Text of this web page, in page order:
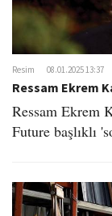
Resim 08.01.2025 13:37
Ressam Ekrem
Ressam Ekrem
Future başlıklı